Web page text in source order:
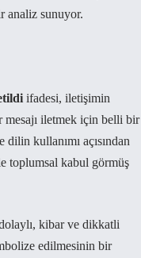
analiz sunuyor.
ifadesi, iletişimin
iletmek için belli bir
kullanımı açısından
toplumsal kabul görmüş
kibar ve dikkatli
edilmesinin bir